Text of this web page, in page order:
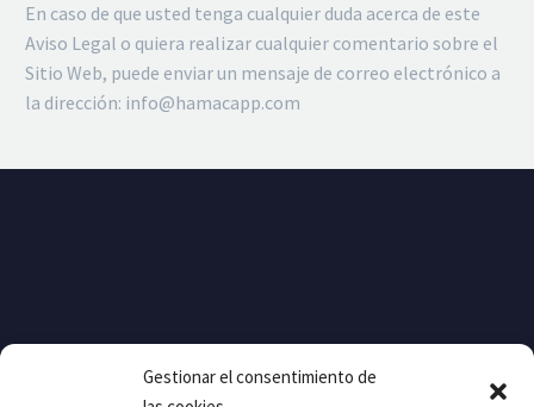
Gestionar el consentimiento de
En caso de que usted tenga cualquier duda acerca de este
Aviso Legal o quiera realizar cualquier comentario sobre el
Sitio Web, puede enviar un mensaje de correo electrónico a
la dirección: info@hamacapp.com